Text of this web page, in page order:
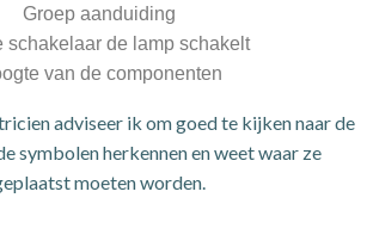
Groep aanduiding
schakelaar de lamp schakelt
van de componenten
adviseer ik om goed te kijken naar de
symbolen herkennen en weet waar ze
moeten worden.